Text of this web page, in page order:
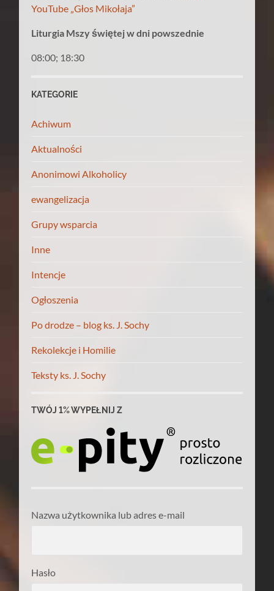
YouTube „Głos Mikołaja”
Liturgia Mszy świętej w dni powszednie
08:00; 18:30
KATEGORIE
Achiwum
Aktualności
Anonimowi Alkoholicy
ewangelizacja
Grupy wsparcia
Inne
Intencje
Ogłoszenia
Po drodze – blog ks. J. Sochy
Rekolekcje i Homilie
Teksty ks. J. Sochy
TWÓJ 1% WYPEŁNIJ Z
Nazwa użytkownika lub adres e-mail
Hasło